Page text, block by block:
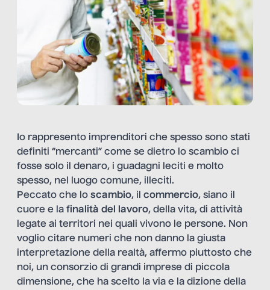
Io rappresento imprenditori che spesso sono stati
definiti “mercanti” come se dietro lo scambio ci
fosse solo il denaro, i guadagni leciti e molto
spesso, nel luogo comune, illeciti.
Peccato che lo scambio, il commercio, siano il
cuore e la finalità del lavoro, della vita, di attività
legate ai territori nei quali vivono le persone. Non
voglio citare numeri che non danno la giusta
interpretazione della realtà, affermo piuttosto che
noi, un consorzio di grandi imprese di piccola
dimensione, che ha scelto la via e la dizione della